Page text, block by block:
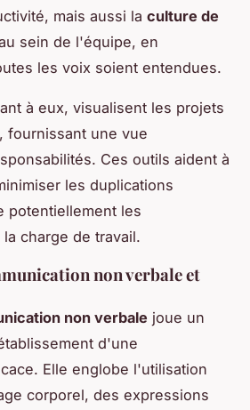
mais aussi la culture de
sein de l'équipe, en
les voix soient entendues.
à eux, visualisent les projets
fournissant une vue
Ces outils aident à
les duplications
potentiellement les
charge de travail.
non verbale et
non verbale joue un
d'une
Elle englobe l'utilisation
corporel, des expressions